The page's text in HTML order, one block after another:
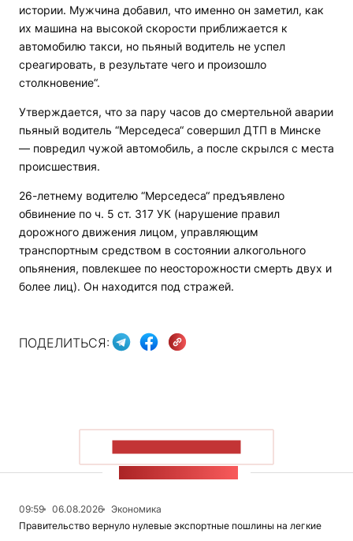
истории. Мужчина добавил, что именно он заметил, как
их машина на высокой скорости приближается к
автомобилю такси, но пьяный водитель не успел
среагировать, в результате чего и произошло
столкновение“.
Утверждается, что за пару часов до смертельной аварии
пьяный водитель “Мерседеса“ совершил ДТП в Минске
— повредил чужой автомобиль, а после скрылся с места
происшествия.
26-летнему водителю “Мерседеса“ предъявлено
обвинение по ч. 5 ст. 317 УК (нарушение правил
дорожного движения лицом, управляющим
транспортным средством в состоянии алкогольного
опьянения, повлекшее по неосторожности смерть двух и
более лиц). Он находится под стражей.
ПОДЕЛИТЬСЯ:
09:59 06.08.2026
Экономика
Правительство вернуло нулевые экспортные пошлины на легкие